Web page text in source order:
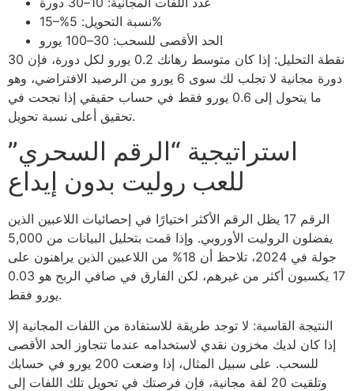
نسبة التحويل: 5%–15%
الحد الأقصى للسحب: 30–100 يورو
نقطة التحليل: إذا كان متوسط رهانك 0.2 يورو لكل دورة، فإن 30
دورة مجانية لا تجلب لك سوى 6 يورو من الرصيد الافتراضي، وهو
ما يتحول إلى 0.6 يورو فقط في حساب حقيقي إذا نجحت في
تحقيق أعلى نسبة تحويل.
استراتيجية “الرقم السحري”
للعب روليت بدون إيداع
الرقم 17 يظل الرقم الأكثر اختيارًا في إحصائيات اللاعبين الذين
يفضلون الروليت الأوروبي. وإذا قمت بتحليل البيانات من 5,000
جولة في 2024، تلاحظ أن 18% من اللاعبين الذين يراهنون على
17 يكسبون أكثر من غيرهم، لكن الفارق في صافي الربح هو 0.03
يورو فقط.
النتيجة القاسية: لا توجد طريقة للاستفادة من اللفات المجانية إلا
إذا كان لديك مخزون نقدي لاستخدامه عندما تتجاوز الحد الأقصى
للسحب. على سبيل المثال، إذا وضعت 200 يورو في حسابك
وتلقيت 20 لفة مجانية، فإن فرصتك في تحويل تلك اللفات إلى